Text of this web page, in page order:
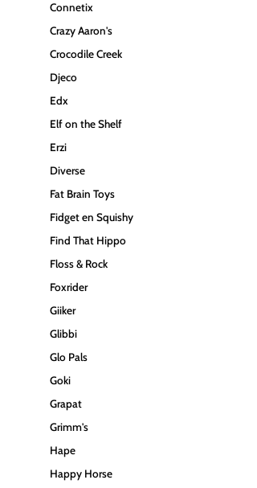
Connetix
Crazy Aaron's
Crocodile Creek
Djeco
Edx
Elf on the Shelf
Erzi
Diverse
Fat Brain Toys
Fidget en Squishy
Find That Hippo
Floss & Rock
Foxrider
Giiker
Glibbi
Glo Pals
Goki
Grapat
Grimm's
Hape
Happy Horse